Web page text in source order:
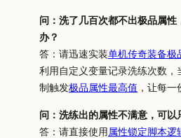
问：洗了几百次都不出极品属性
办？
答：请迅速实装单机传奇装备极
利用自定义变量记录洗练次数，
制触发极品属性最高值 ，让每一
问：洗练出的属性不满意，可以
答：请直接使用属性锁定脚本逻